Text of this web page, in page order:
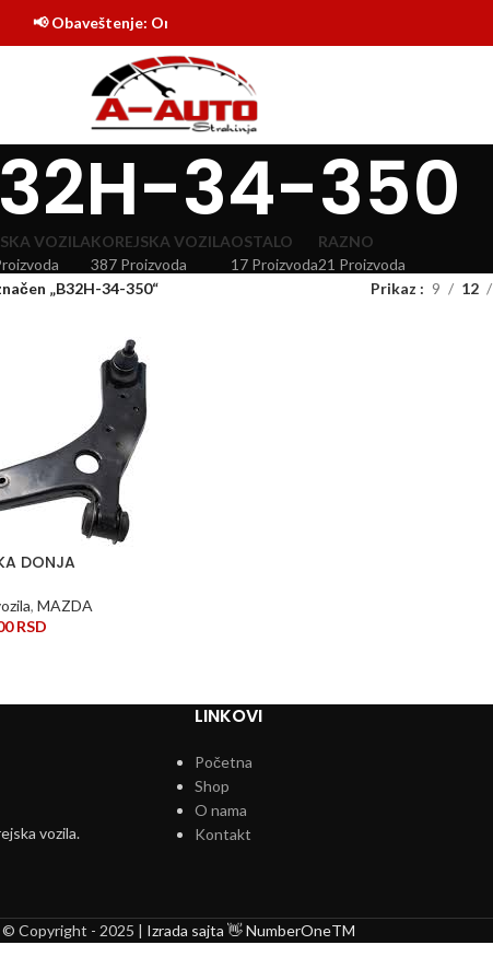
📢 Obaveštenje: Online shop Auto delovi Strahinja je počeo sa
34-350
VOZILAKOREJSKA VOZILA
387 Proizvoda
OSTALO
17 Proizvoda
RAZNO
21 Proizvoda
„B32H-34-350“ Prikaz 9 12
DONJA
,MAZDA
RSD
vozila.
LINKOVI
Početna
Shop
O nama
Kontakt
© Copyright - 2025 | Izrada sajta 👋 NumberOneTM